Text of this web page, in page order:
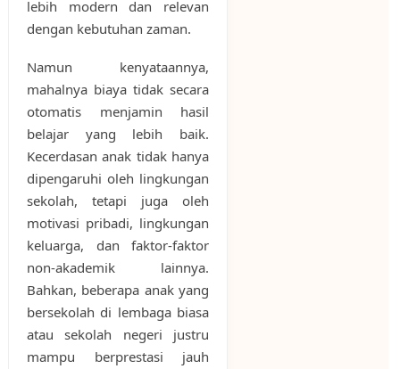
lebih modern dan relevan
dengan kebutuhan zaman.
Namun kenyataannya,
mahalnya biaya tidak secara
otomatis menjamin hasil
belajar yang lebih baik.
Kecerdasan anak tidak hanya
dipengaruhi oleh lingkungan
sekolah, tetapi juga oleh
motivasi pribadi, lingkungan
keluarga, dan faktor-faktor
non-akademik lainnya.
Bahkan, beberapa anak yang
bersekolah di lembaga biasa
atau sekolah negeri justru
mampu berprestasi jauh